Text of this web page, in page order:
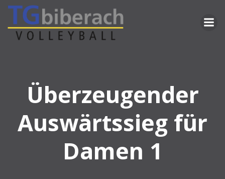
Inhalt
springen
Überzeugender
Auswärtssieg für
Damen 1